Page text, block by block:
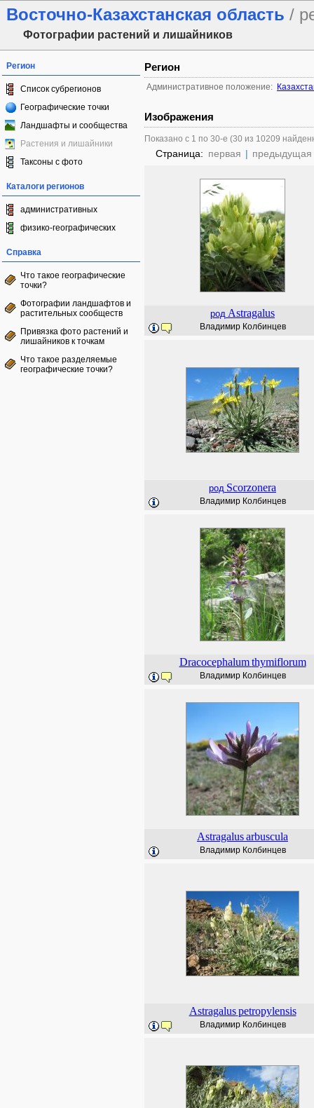
Восточно-Казахстанская область /
Фотографии растений и лишайников
Регион
Список субрегионов
Географические точки
Ландшафты и сообщества
Растения и лишайники
Таксоны с фото
Каталоги регионов
административных
физико-географических
Справка
Что такое географические
точки?
Фотографии ландшафтов и
растительных сообществ
Привязка фото растений и
лишайников к точкам
Что такое разделяемые
географические точки?
Регион
Административное положение:
Изображения
Показано с 1 по 30-е (30 из 10209
Страница: первая | предыдущая
род Astragalus
Владимир Колбинцев
род Scorzonera
Владимир Колбинцев
Dracocephalum thymiflorum
Владимир Колбинцев
Astragalusarbuscula
Владимир Колбинцев
Astragalus petropylensis
Владимир Колбинцев